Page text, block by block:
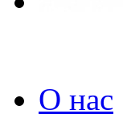
О нас